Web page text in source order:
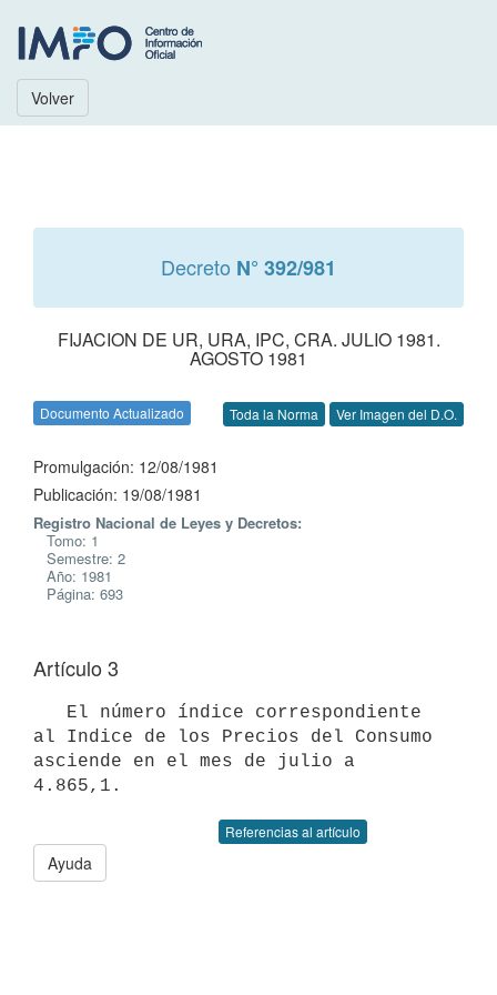
Volver
Decreto N° 392/981
FIJACION DE UR, URA, IPC, CRA. JULIO 1981.
AGOSTO 1981
Documento Actualizado Toda la Norma Ver Imagen del D.O.
Promulgación: 12/08/1981
Publicación: 19/08/1981
Registro Nacional de Leyes y Decretos:
Tomo: 1
Semestre: 2
Año: 1981
Página: 693
Artículo 3
al Indice de los Precios del Consumo
asciende en el mes de julio a
Referencias al artículo
Ayuda